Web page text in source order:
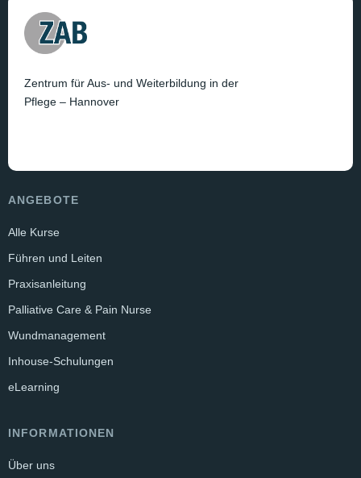
Zentrum für Aus- und Weiterbildung in der
Pflege – Hannover
ANGEBOTE
Alle Kurse
Führen und Leiten
Praxisanleitung
Palliative Care & Pain Nurse
Wundmanagement
Inhouse-Schulungen
eLearning
INFORMATIONEN
Über uns